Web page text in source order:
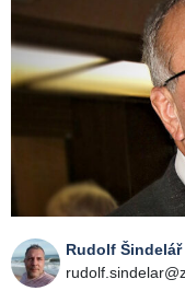
Rudolf Šindelář